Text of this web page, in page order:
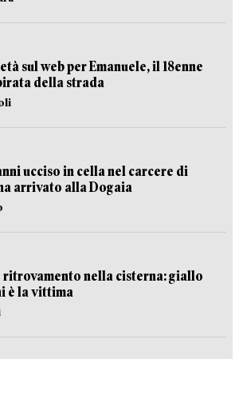
sul web per Emanuele, il 18enne
della strada
ucciso in cella nel carcere di
arrivato alla Dogaia
ritrovamento nella cisterna: giallo
è la vittima